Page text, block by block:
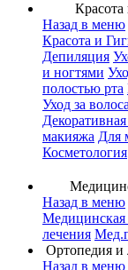
Красота
Назад в меню
Красота и
Депиляция
и ногтями
полостью рта
Уход за
макияжа Для
Косметология
Назад в меню
Медицинская
лечения
Ортопедия и
Назад в меню